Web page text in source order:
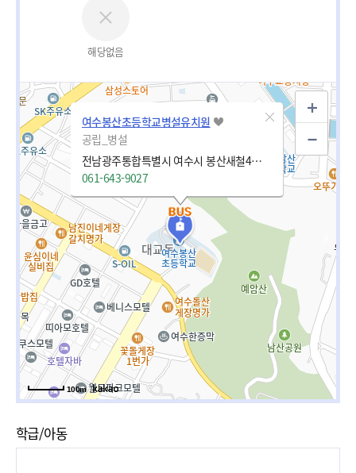
해당없음
여수봉산초등학교병설유치원
공립_병설
전남광주통합특별시 여수시 봉산새철4길 28 (봉산동)
061-643-9027
100m
학급/아동